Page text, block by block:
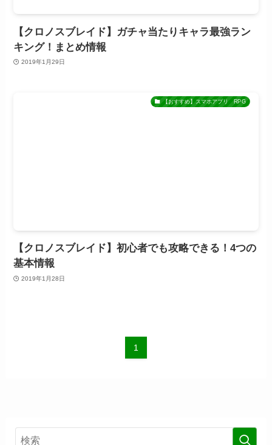
【クロノスブレイド】ガチャ当たりキャラ最強ラン
キング！まとめ情報
2019年1月29日
【おすすめ】スマホアプリ RPG
【クロノスブレイド】初心者でも攻略できる！4つの
基本情報
2019年1月28日
1